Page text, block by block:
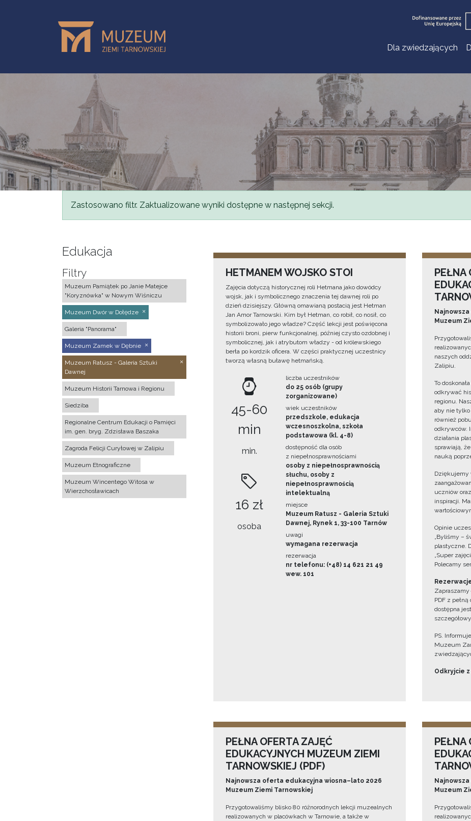
Dla zwiedzających
Komunikat
Zastosowano filtr. Zaktualizowane wyniki dostępne w następnej sekcji.
Edukacja
Filtry
Muzeum Pamiątek po Janie Matejce
"Koryznówka" w Nowym Wiśniczu
Muzeum Dwór w Dołędze
Galeria "Panorama"
Muzeum Zamek w Dębnie
Muzeum Ratusz - Galeria Sztuki
Dawnej
Muzeum Historii Tarnowa i Regionu
Siedziba
Regionalne Centrum Edukacji o Pamięci
im. gen. bryg. Zdzisława Baszaka
Zagroda Felicji Curyłowej w Zalipiu
Muzeum Etnograficzne
Muzeum Wincentego Witosa w
Wierzchosławicach
HETMANEM WOJSKO STOI
Zajęcia dotyczą historycznej roli Hetmana jako dowódcy
wojsk, jak i symbolicznego znaczenia tej dawnej roli po
dzień dzisiejszy. Główną omawianą postacią jest Hetman
Jan Amor Tarnowski. Kim był Hetman, co robił, co nosił, co
symbolizowało jego władze? Część lekcji jest poświęcona
historii broni, pierw funkcjonalnej, później czysto ozdobnej i
symbolicznej, jak i atrybutom władzy - od królewskiego
berła po kordzik oficera. W części praktycznej uczestnicy
tworzą własną buławę hetmańską.
45-60
min
min.
16 zł
osoba
liczba uczestników
do 25 osób (grupy
zorganizowane)
wiek uczestników
przedszkole, edukacja
wczesnoszkolna, szkoła
podstawowa (kl. 4-8)
dostępność dla osób
z niepełnosprawnościami
osoby z niepełnosprawnością
słuchu, osoby z
niepełnosprawnością
intelektualną
miejsce
Muzeum Ratusz - Galeria Sztuki
Dawnej, Rynek 1, 33-100 Tarnów
uwagi
wymagana rezerwacja
rezerwacja
nr telefonu: (+48) 14 621 21 49
wew. 101
PEŁNA
Muzeum
naszych
Zalipiu.
To
odkrywać
regionu.
aby nie tylko
również
odkrywców.
działania
sprawiają,
nauką
Dziękujemy
uczniów
inspiracji.
Opinie
„Byliśmy –
plastyczne.
„Super
Polecamy
Zapraszamy
PDF z
dostępna
PS.
Muzeum
Odkryjcie
PEŁNA OFERTA ZAJĘĆ
EDUKACYJNYCH MUZEUM ZIEMI
TARNOWSKIEJ (PDF)
Najnowsza oferta edukacyjna wiosna–lato 2026
Muzeum Ziemi Tarnowskiej
Przygotowaliśmy blisko 80 różnorodnych lekcji muzealnych
realizowanych w placówkach w Tarnowie, a także w
PEŁNA
Muzeum